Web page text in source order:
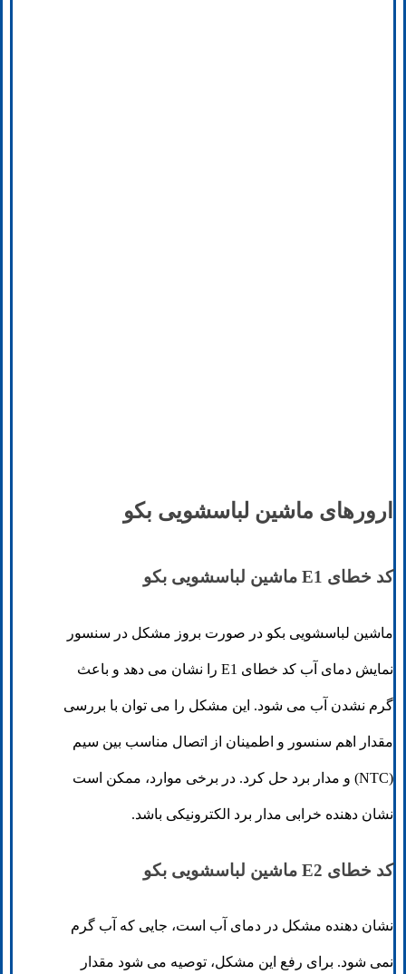
ارورهای ماشین لباسشویی بکو
کد خطای E1 ماشین لباسشویی بکو
ماشین لباسشویی بکو در صورت بروز مشکل در سنسور
نمایش دمای آب کد خطای E1 را نشان می دهد و باعث
گرم نشدن آب می شود. این مشکل را می توان با بررسی
مقدار اهم سنسور و اطمینان از اتصال مناسب بین سیم
(NTC) و مدار برد حل کرد. در برخی موارد، ممکن است
نشان دهنده خرابی مدار برد الکترونیکی باشد.
کد خطای E2 ماشین لباسشویی بکو
نشان دهنده مشکل در دمای آب است، جایی که آب گرم
نمی شود. برای رفع این مشکل، توصیه می شود مقدار